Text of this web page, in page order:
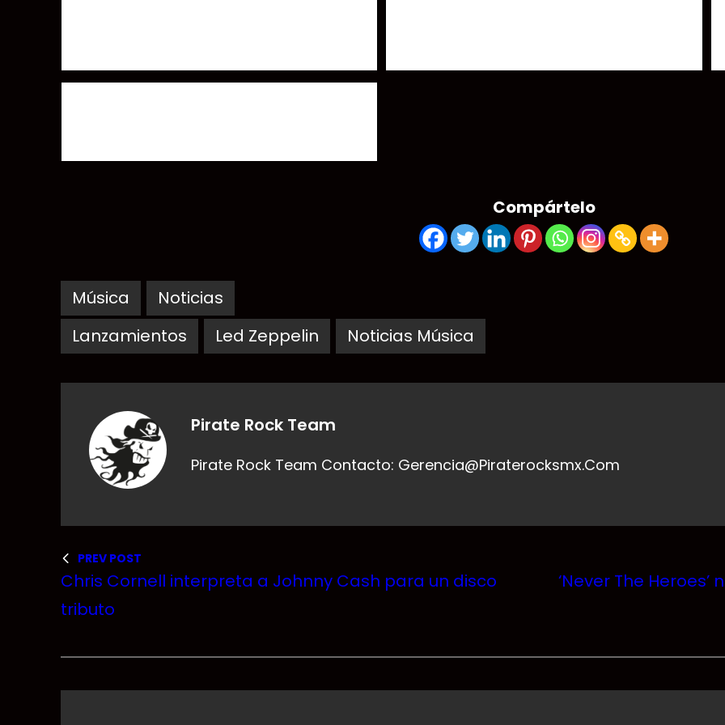
Compártelo
Música
Noticias
Lanzamientos
Led Zeppelin Noticias Música
Pirate Rock Team
Pirate Rock Team Contacto: Gerencia@piraterocksmx.com
PREV POST
Chris Cornell interpreta a Johnny Cash para un disco
tributo
‘Never The